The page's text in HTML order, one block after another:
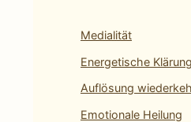
Medialität
Energetische
Auflösung
Emotionale Heilung